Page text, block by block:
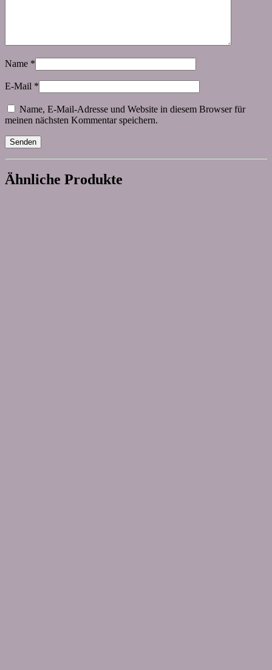
Name *
E-Mail *
Name, E-Mail-Adresse und Website in diesem Browser für
meinen nächsten Kommentar speichern.
Ähnliche Produkte